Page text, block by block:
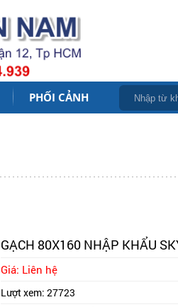
PHỐI CẢNH
GẠCH 80X160 NHẬP KHẨU
Giá: Liên hệ
Lượt xem: 27723